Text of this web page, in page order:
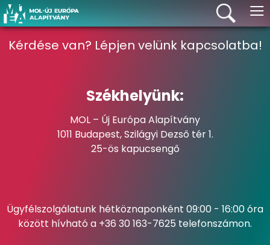
≡
Kérdése van? Lépjen velünk kapcsolatba!
Székhelyünk:
MOL – Új Európa Alapítvány
1011 Budapest, Szilágyi Dezső tér 1.
25-ös kapucsengő
Ügyfélszolgálatunk hétköznaponként 09:00 - 16:00 óra
között hívható a +36 30 163-7625 telefonszámon.